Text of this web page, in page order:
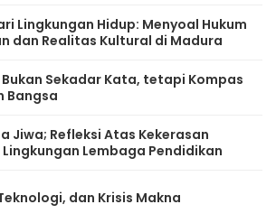
Lingkungan Hidup: Menyoal Hukum
dan Realitas Kultural di Madura
Sekadar Kata, tetapi Kompas
Bangsa
Jiwa; Refleksi Atas Kekerasan
Lingkungan Lembaga Pendidikan
dan Krisis Makna